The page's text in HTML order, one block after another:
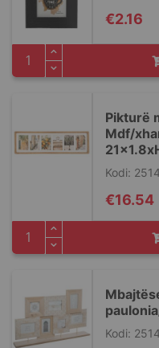
€2.16
Pikturë
Mdf/
Kodi:
€16.54
Kodi: